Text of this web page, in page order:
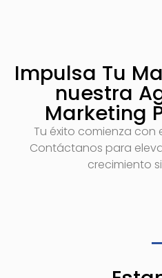
Impulsa Tu
nuestra
Marketing
Tu éxito comienza con
Contáctanos para
crecimiento